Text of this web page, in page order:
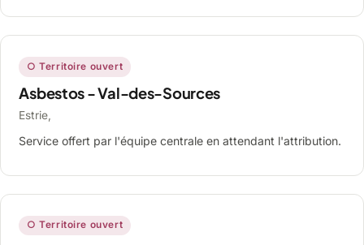
○ Territoire ouvert
Asbestos - Val-des-Sources
Estrie,
Service offert par l'équipe centrale en attendant l'attribution.
○ Territoire ouvert